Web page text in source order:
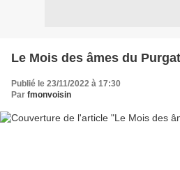
Le Mois des âmes du
Publié le 23/11/2022 à 17:30
Par fmonvoisin